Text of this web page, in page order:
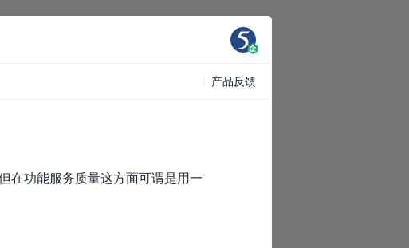
产品反馈
在功能服务质量这方面可谓是用一